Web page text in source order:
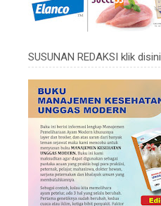
SUSUNAN REDAKSI klik disini